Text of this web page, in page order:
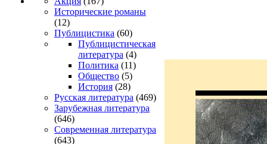
Исторические романы
(12)
Публицистика (60)
Публицистическая
литература (4)
Политика (11)
Общество (5)
История (28)
Русская литература (469)
Зарубежная литература
(646)
Современная литература
(643)